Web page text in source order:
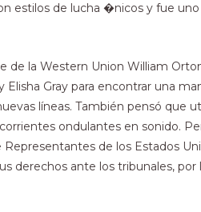
estilos de lucha �nicos y fue uno
de la Western Union William
Gray para encontrar una
líneas.​ También pensó que
ondulantes en sonido.​
de los Estados
derechos ante los tribunales, por